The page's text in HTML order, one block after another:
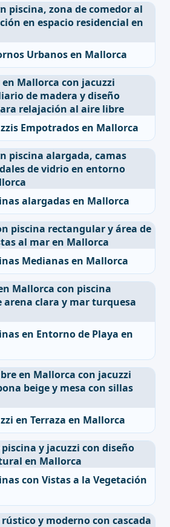
Urbanos en Mallorca
Empotrados en Mallorca
alargadas en Mallorca
Medianas en Mallorca
en Entorno de Playa en
en Terraza en Mallorca
con Vistas a la Vegetación